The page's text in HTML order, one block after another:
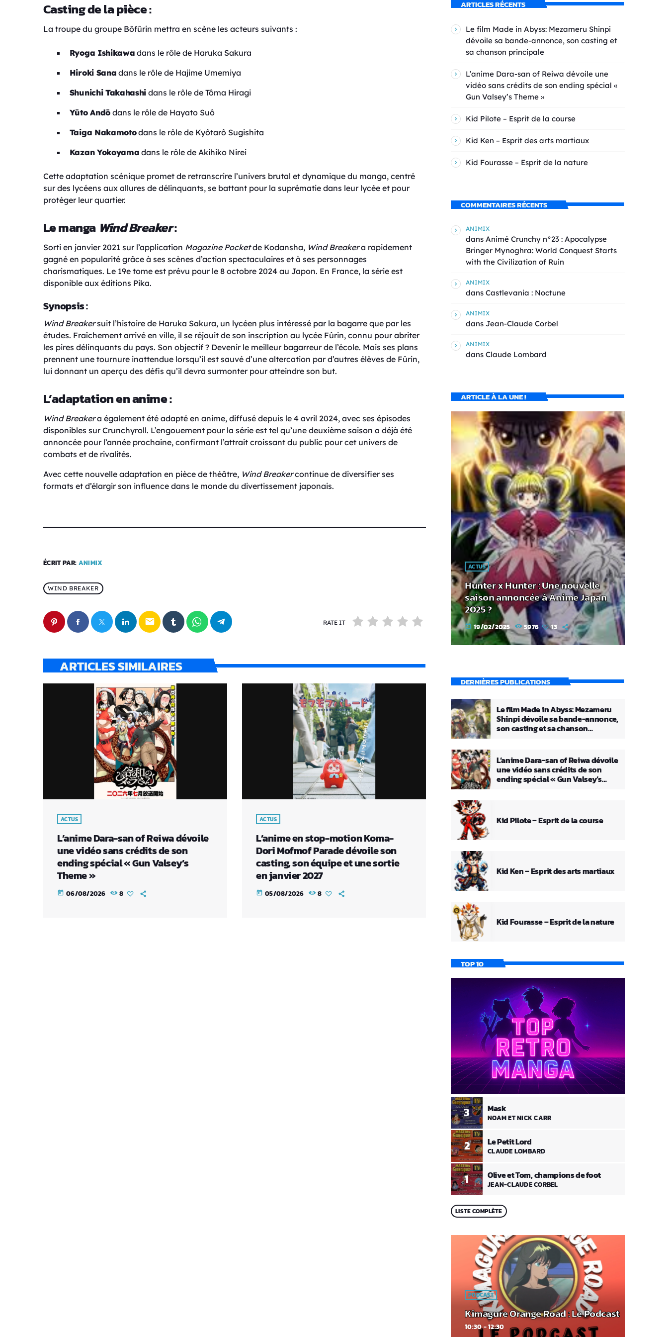
Casting de la pièce :
La troupe du groupe Bôfûrin mettra en scène les acteurs suivants :
Ryoga Ishikawa dans le rôle de Haruka Sakura
Hiroki Sana dans le rôle de Hajime Umemiya
Shunichi Takahashi dans le rôle de Tôma Hiragi
Yūto Andōdans le rôle de Hayato Suô
Taiga Nakamotodans le rôle de Kyôtarô Sugishita
Kazan Yokoyama dans le rôle de Akihiko Nirei
Cette adaptation scénique promet de retranscrire l’univers brutal et dynamique du manga, centré
sur des lycéens aux allures de délinquants, se battant pour la suprématie dans leur lycée et pour
protéger leur quartier.
Le manga Wind Breaker:
Sorti en janvier 2021 sur l’application Magazine Pocketde Kodansha, Wind Breakera rapidement
gagné en popularité grâce à ses scènes d’action spectaculaires et à ses personnages
charismatiques. Le 19e tome est prévu pour le 8 octobre 2024 au Japon. En France, la série est
disponible aux éditions Pika.
Synopsis :
Wind Breakersuit l’histoire de Haruka Sakura, un lycéen plus intéressé par la bagarre que par les
études. Fraîchement arrivé en ville, il se réjouit de son inscription au lycée Fûrin, connu pour abriter
les pires délinquants du pays. Son objectif ? Devenir le meilleur bagarreur de l’école. Mais ses plans
prennent une tournure inattendue lorsqu’il est sauvé d’une altercation par d’autres élèves de Fûrin,
lui donnant un aperçu des défis qu’il devra surmonter pour atteindre son but.
L’adaptation en anime :
Wind Breakera également été adapté en anime, diffusé depuis le 4 avril 2024, avec ses épisodes
disponibles sur Crunchyroll. L’engouement pour la série est tel qu’une deuxième saison a déjà été
annoncée pour l’année prochaine, confirmant l’attrait croissant du public pour cet univers de
combats et de rivalités.
Avec cette nouvelle adaptation en pièce de théâtre, Wind Breakercontinue de diversifier ses
formats et d’élargir son influence dans le monde du divertissement japonais.
ÉCRIT PAR: ANIMIX
WIND BREAKER
email RATE IT
ARTICLES SIMILAIRES
ACTUS
L’anime Dara-san of Reiwa dévoile
une vidéo sans crédits de son
ending spécial « Gun Valsey’s
Theme »
today 06/08/2026 8
ACTUS
L’anime en stop-motion Koma-
Dori Mofmof Parade dévoile son
casting, son équipe et une sortie
en janvier 2027
today 05/08/2026 8
ARTICLES RÉCENTS
Le film Made in Abyss: Mezameru Shinpi
dévoile sa bande-annonce, son casting et
sa chanson principale
L’anime Dara-san of Reiwa dévoile une
vidéo sans crédits de son ending spécial «
Gun Valsey’s Theme »
Kid Pilote – Esprit de la course
Kid Ken – Esprit des arts martiaux
Kid Fourasse – Esprit de la nature
COMMENTAIRES RÉCENTS
ANIMIX
dans Animé Crunchy n°23 : Apocalypse
Bringer Mynoghra: World Conquest Starts
with the Civilization of Ruin
ANIMIX
dans Castlevania : Noctune
ANIMIX
dans Jean-Claude Corbel
ANIMIX
dans Claude Lombard
ARTICLE À LA UNE !
ACTUS
Hunter x Hunter : Une nouvelle
saison annoncée à Anime Japan
2025 ?
today 19/02/2025 5976 13
DERNIÈRES PUBLICATIONS
Le film Made in Abyss: Mezameru
Shinpi dévoile sa bande-annonce,
son casting et sa chanson
L’anime Dara-san of Reiwa dévoile
une vidéo sans crédits de son
ending spécial « Gun Valsey’s
Kid Pilote – Esprit de la course
Kid Ken – Esprit des arts martiaux
Kid Fourasse – Esprit de la nature
TOP 10
1 Olive et Tom, champions de foot
JEAN-CLAUDE CORBEL
2 Le Petit Lord
CLAUDE LOMBARD
3 Mask
NOAM ET NICK CARR
LISTE COMPLÈTE
PODCAST
Kimagure Orange Road : Le Podcast
10:30 - 12:30